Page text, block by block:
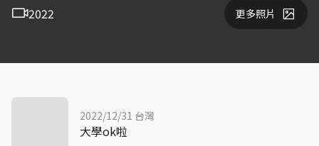
2022 更多照片
2022/12/31 台灣
大學ok啦